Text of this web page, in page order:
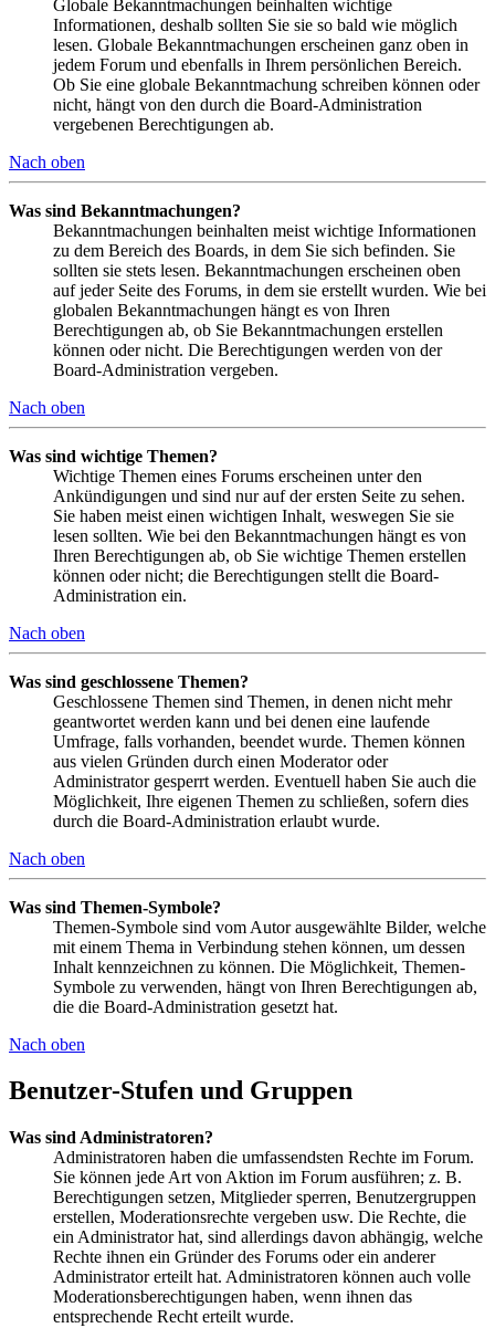
Globale Bekanntmachungen beinhalten wichtige
Informationen, deshalb sollten Sie sie so bald wie möglich
lesen. Globale Bekanntmachungen erscheinen ganz oben in
jedem Forum und ebenfalls in Ihrem persönlichen Bereich.
Ob Sie eine globale Bekanntmachung schreiben können oder
nicht, hängt von den durch die Board-Administration
vergebenen Berechtigungen ab.
Nach oben
Was sind Bekanntmachungen?
Bekanntmachungen beinhalten meist wichtige Informationen
zu dem Bereich des Boards, in dem Sie sich befinden. Sie
sollten sie stets lesen. Bekanntmachungen erscheinen oben
auf jeder Seite des Forums, in dem sie erstellt wurden. Wie bei
globalen Bekanntmachungen hängt es von Ihren
Berechtigungen ab, ob Sie Bekanntmachungen erstellen
können oder nicht. Die Berechtigungen werden von der
Board-Administration vergeben.
Nach oben
Was sind wichtige Themen?
Wichtige Themen eines Forums erscheinen unter den
Ankündigungen und sind nur auf der ersten Seite zu sehen.
Sie haben meist einen wichtigen Inhalt, weswegen Sie sie
lesen sollten. Wie bei den Bekanntmachungen hängt es von
Ihren Berechtigungen ab, ob Sie wichtige Themen erstellen
können oder nicht; die Berechtigungen stellt die Board-
Administration ein.
Nach oben
Was sind geschlossene Themen?
Geschlossene Themen sind Themen, in denen nicht mehr
geantwortet werden kann und bei denen eine laufende
Umfrage, falls vorhanden, beendet wurde. Themen können
aus vielen Gründen durch einen Moderator oder
Administrator gesperrt werden. Eventuell haben Sie auch die
Möglichkeit, Ihre eigenen Themen zu schließen, sofern dies
durch die Board-Administration erlaubt wurde.
Nach oben
Was sind Themen-Symbole?
Themen-Symbole sind vom Autor ausgewählte Bilder, welche
mit einem Thema in Verbindung stehen können, um dessen
Inhalt kennzeichnen zu können. Die Möglichkeit, Themen-
Symbole zu verwenden, hängt von Ihren Berechtigungen ab,
die die Board-Administration gesetzt hat.
Nach oben
Benutzer-Stufen und Gruppen
Was sind Administratoren?
Administratoren haben die umfassendsten Rechte im Forum.
Sie können jede Art von Aktion im Forum ausführen; z. B.
Berechtigungen setzen, Mitglieder sperren, Benutzergruppen
erstellen, Moderationsrechte vergeben usw. Die Rechte, die
ein Administrator hat, sind allerdings davon abhängig, welche
Rechte ihnen ein Gründer des Forums oder ein anderer
Administrator erteilt hat. Administratoren können auch volle
Moderationsberechtigungen haben, wenn ihnen das
entsprechende Recht erteilt wurde.